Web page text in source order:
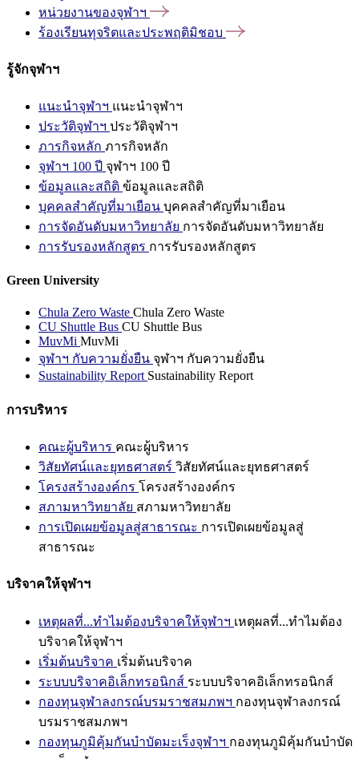
หน่วยงานของจุฬาฯ
ร้องเรียนทุจริตและประพฤติมิชอบ
รู้จักจุฬาฯ
แนะนำจุฬาฯ แนะนำจุฬาฯ
ประวัติจุฬาฯ ประวัติจุฬาฯ
ภารกิจหลัก ภารกิจหลัก
จุฬาฯ 100 ปี จุฬาฯ 100 ปี
ข้อมูลและสถิติ ข้อมูลและสถิติ
บุคคลสำคัญที่มาเยือน บุคคลสำคัญที่มาเยือน
การจัดอันดับมหาวิทยาลัย การจัดอันดับมหาวิทยาลัย
การรับรองหลักสูตร การรับรองหลักสูตร
Green University
Chula Zero Waste Chula Zero Waste
CU Shuttle Bus CU Shuttle Bus
MuvMi MuvMi
จุฬาฯ กับความยั่งยืน จุฬาฯ กับความยั่งยืน
Sustainability Report Sustainability Report
การบริหาร
คณะผู้บริหาร คณะผู้บริหาร
วิสัยทัศน์และยุทธศาสตร์ วิสัยทัศน์และยุทธศาสตร์
โครงสร้างองค์กร โครงสร้างองค์กร
สภามหาวิทยาลัย สภามหาวิทยาลัย
การเปิดเผยข้อมูลสู่สาธารณะ การเปิดเผยข้อมูลสู่
สาธารณะ
บริจาคให้จุฬาฯ
เหตุผลที่...ทำไมต้องบริจาคให้จุฬาฯ เหตุผลที่...ทำไมต้อง
บริจาคให้จุฬาฯ
เริ่มต้นบริจาค เริ่มต้นบริจาค
ระบบบริจาคอิเล็กทรอนิกส์ ระบบบริจาคอิเล็กทรอนิกส์
กองทุนจุฬาลงกรณ์บรมราชสมภพฯ กองทุนจุฬาลงกรณ์
บรมราชสมภพฯ
กองทุนภูมิคุ้มกันบำบัดมะเร็งจุฬาฯ กองทุนภูมิคุ้มกันบำบัด